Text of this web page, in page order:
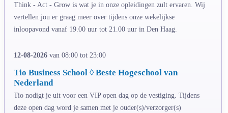
Think - Act - Grow is wat je in onze opleidingen zult ervaren. Wij
vertellen jou er graag meer over tijdens onze wekelijkse
inloopavond vanaf 19.00 uur tot 21.00 uur in Den Haag.
12-08-2026 van 08:00 tot 23:00
Tio Business School ◊ Beste Hogeschool van
Nederland
Tio nodigt je uit voor een VIP open dag op de vestiging. Tijdens
deze open dag word je samen met je ouder(s)/verzorger(s)